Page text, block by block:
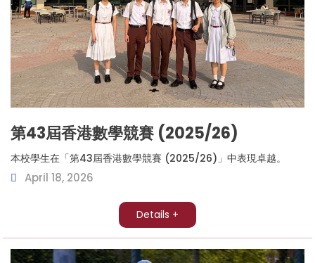
第43屆香港數學競賽 (2025/26)
本校學生在「第43屆香港數學競賽 (2025/26)」中表現卓越。
April 18, 2026
Details +